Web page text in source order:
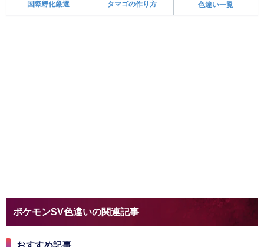
国際孵化厳選 タマゴの作り方 色違い一覧
ポケモンSV色違いの関連記事
おすすめ記事